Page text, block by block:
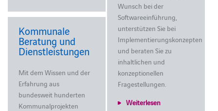
Wunsch bei der
Softwareeinführung,
unterstützen Sie bei
Implementierungskonzepten
und beraten Sie zu
inhaltlichen und
konzeptionellen
Fragestellungen.
Weiterlesen
Kommunale
Beratung und
Dienstleistungen
Mit dem Wissen und der
Erfahrung aus
bundesweit hunderten
Kommunalprojekten